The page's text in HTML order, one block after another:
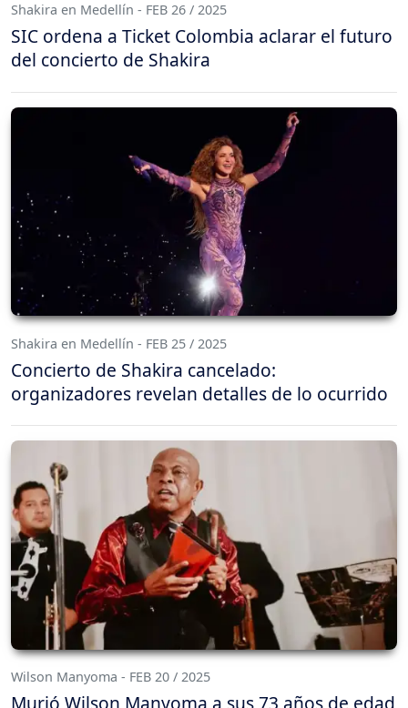
Shakira en Medellín - FEB 26 / 2025
SIC ordena a Ticket Colombia aclarar el futuro
del concierto de Shakira
Shakira en Medellín - FEB 25 / 2025
Concierto de Shakira cancelado:
organizadores revelan detalles de lo ocurrido
Wilson Manyoma - FEB 20 / 2025
Murió Wilson Manyoma a sus 73 años de edad